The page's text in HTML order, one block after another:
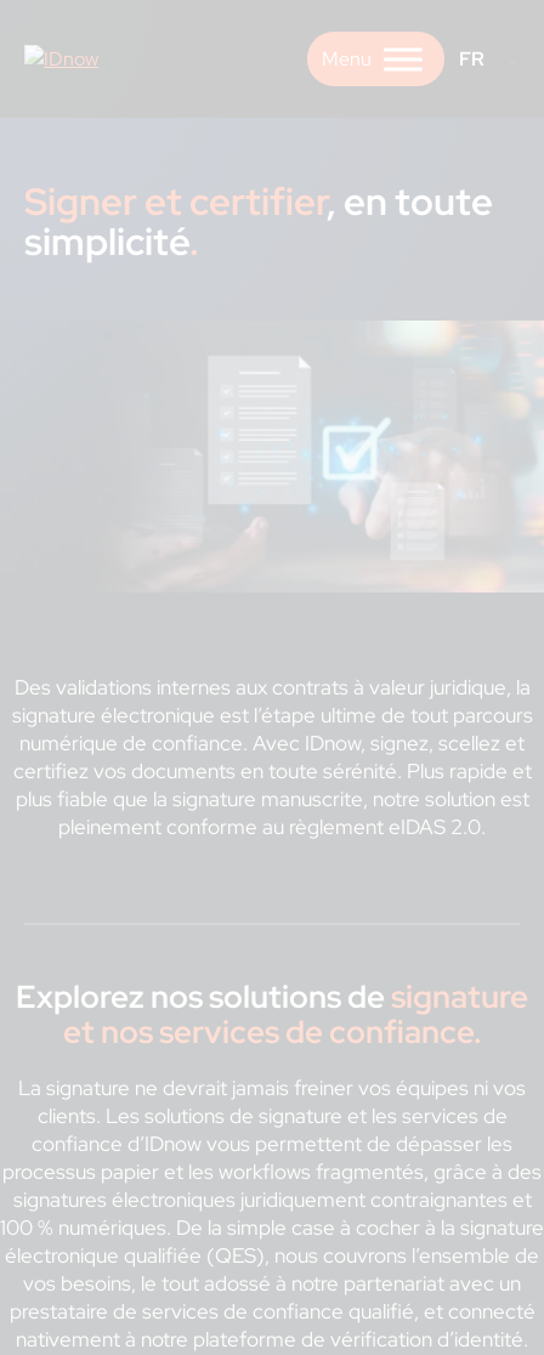
content
FR
Signer et certifier, en toute
simplicité.
Des validations internes aux contrats à valeur juridique, la
signature électronique est l’étape ultime de tout parcours
numérique de confiance. Avec IDnow, signez, scellez et
certifiez vos documents en toute sérénité. Plus rapide et
plus fiable que la signature manuscrite, notre solution est
pleinement conforme au règlement eIDAS 2.0.
Explorez nos solutions de signature
et nos services de confiance.
La signature ne devrait jamais freiner vos équipes ni vos
clients. Les solutions de signature et les services de
confiance d’IDnow vous permettent de dépasser les
processus papier et les workflows fragmentés, grâce à des
signatures électroniques juridiquement contraignantes et
100 % numériques. De la simple case à cocher à la signature
électronique qualifiée (QES), nous couvrons l’ensemble de
vos besoins, le tout adossé à notre partenariat avec un
prestataire de services de confiance qualifié, et connecté
nativement à notre plateforme de vérification d’identité.